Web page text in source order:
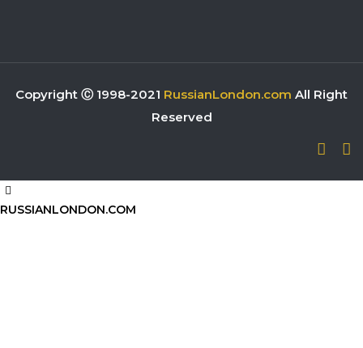
Copyright Ⓒ 1998-2021 RussianLondon.com All Right
Reserved
RUSSIANLONDON.COM